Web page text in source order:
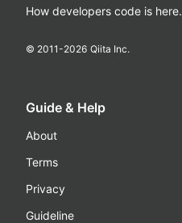
How developers code is here.
© 2011-2026 Qiita Inc.
Guide & Help
About
Terms
Privacy
Guideline